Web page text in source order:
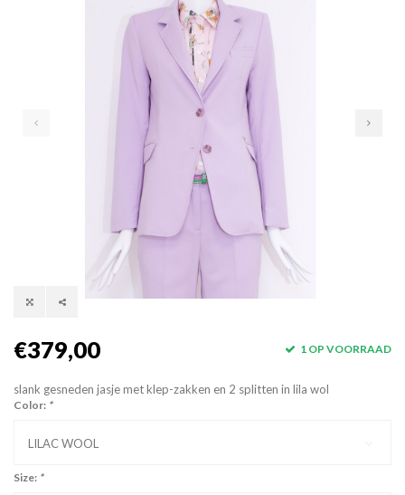
€379,00 1 OP VOORRAAD
slank gesneden jasje met klep-zakken en 2 splitten in lila wol
Color: *
LILAC WOOL
Size: *